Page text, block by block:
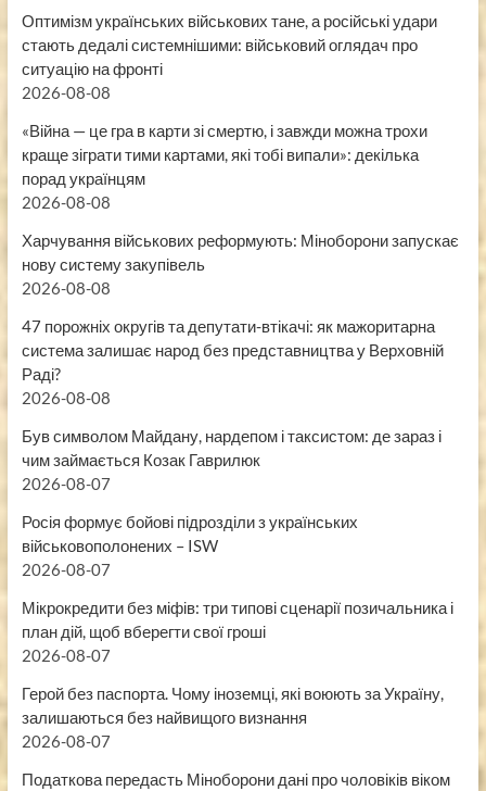
Оптимізм українських військових тане, а російські удари
стають дедалі системнішими: військовий оглядач про
ситуацію на фронті
2026-08-08
«Війна — це гра в карти зі смертю, і завжди можна трохи
краще зіграти тими картами, які тобі випали»: декілька
порад українцям
2026-08-08
Харчування військових реформують: Міноборони запускає
нову систему закупівель
2026-08-08
47 порожніх округів та депутати-втікачі: як мажоритарна
система залишає народ без представництва у Верховній
Раді?
2026-08-08
Був символом Майдану, нардепом і таксистом: де зараз і
чим займається Козак Гаврилюк
2026-08-07
Росія формує бойові підрозділи з українських
військовополонених – ISW
2026-08-07
Мікрокредити без міфів: три типові сценарії позичальника і
план дій, щоб вберегти свої гроші
2026-08-07
Герой без паспорта. Чому іноземці, які воюють за Україну,
залишаються без найвищого визнання
2026-08-07
Податкова передасть Міноборони дані про чоловіків віком